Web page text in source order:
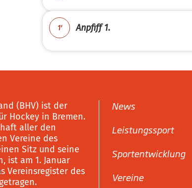
1' Anpfiff 1.
(BHV) ist der
Hockey in Bremen.
aller den
Vereine des
Sitz und seine
ist am 1. Januar
Vereinsregister des
News
Leistungssport
Sportentwicklung
Vereine